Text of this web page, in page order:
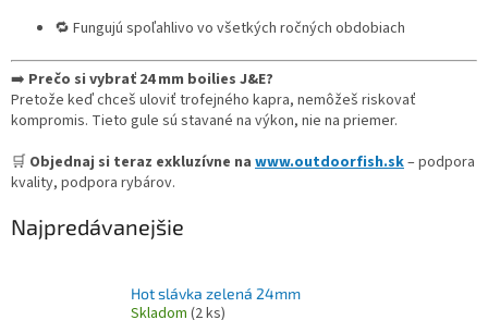
🔁 Fungujú spoľahlivo vo všetkých ročných obdobiach
➡️ Prečo si vybrať 24 mm boilies J&E?
Pretože keď chceš uloviť trofejného kapra, nemôžeš riskovať
kompromis. Tieto gule sú stavané na výkon, nie na priemer.
🛒 Objednaj si teraz exkluzívne na www.outdoorfish.sk– podpora
kvality, podpora rybárov.
Najpredávanejšie
Hot slávka zelená 24mm
Skladom (2 ks)